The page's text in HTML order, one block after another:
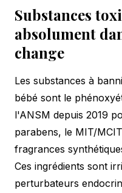
Substances
absolument
change
Les substances à
bébé sont le
l'ANSM depuis 2019
parabens, le MIT/
fragrances
Ces ingrédients sont
perturbateurs